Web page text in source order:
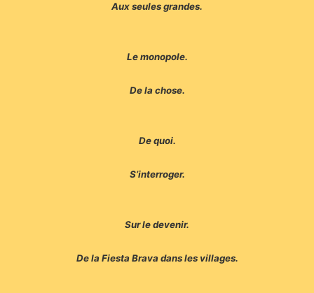
Aux seules grandes.
Le monopole.
De la chose.
De quoi.
S’interroger.
Sur le devenir.
De la Fiesta Brava dans les villages.